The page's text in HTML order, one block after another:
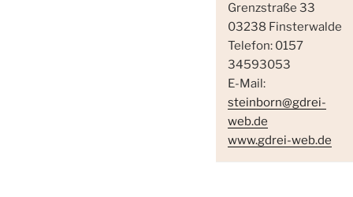
Grenzstraße 33
03238 Finsterwalde
Telefon: 0157
34593053
E-Mail:
steinborn@gdrei-
web.de
www.gdrei-web.de